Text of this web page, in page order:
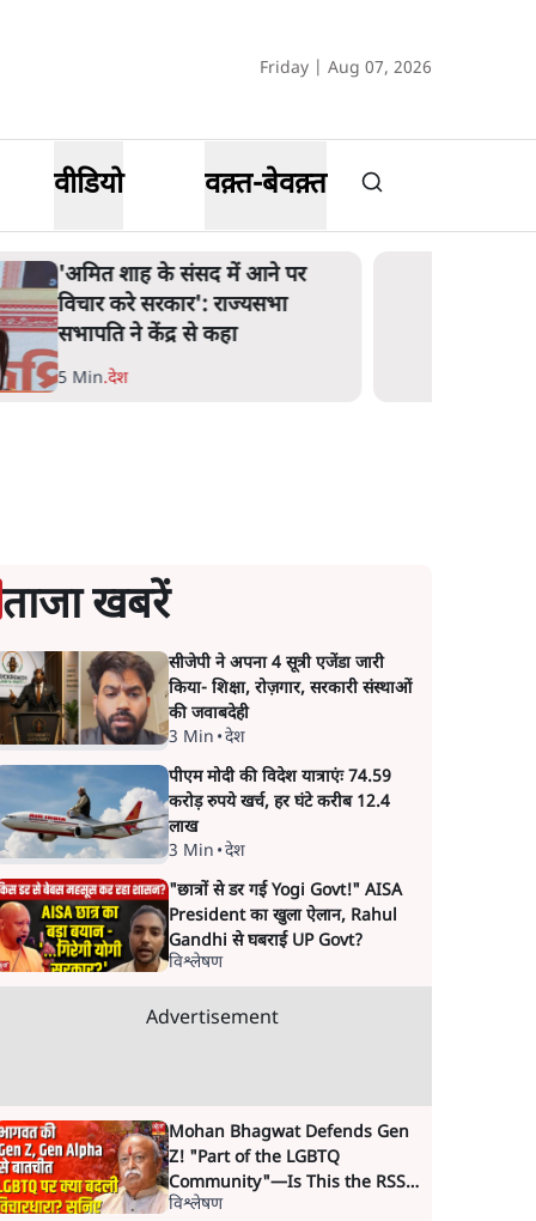
Friday | Aug 07, 2026
वीडियो वक़्त-बेवक़्त
'अमित शाह के संसद में आने पर
विचार करे सरकार': राज्यसभा
सभापति ने केंद्र से कहा
5 Min.देश
ताजा खबरें
सीजेपी ने अपना 4 सूत्री एजेंडा जारी
किया- शिक्षा, रोज़गार, सरकारी संस्थाओं
की जवाबदेही
3 Min •देश
पीएम मोदी की विदेश यात्राएंः 74.59
करोड़ रुपये खर्च, हर घंटे करीब 12.4
लाख
3 Min •देश
"छात्रों से डर गई Yogi Govt!" AISA
President का खुला ऐलान, Rahul
Gandhi से घबराई UP Govt?
विश्लेषण
Advertisement
Mohan Bhagwat Defends Gen
Z! "Part of the LGBTQ
Community"—Is This the RSS's
New Move?
विश्लेषण